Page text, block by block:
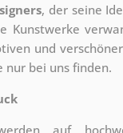
, der seine
Kunstwerke
und
nur bei uns finden.